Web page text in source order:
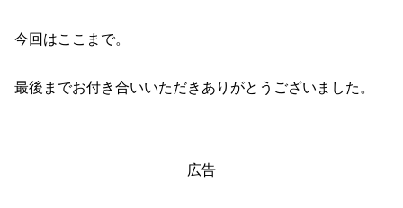
今回はここまで。
最後までお付き合いいただきありがとうございました。
広告